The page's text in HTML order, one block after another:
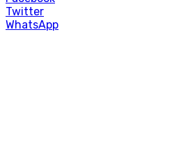
Twitter
WhatsApp